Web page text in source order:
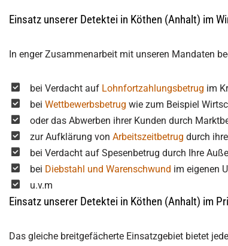
Einsatz unserer Detektei in Köthen (Anhalt) im
In enger Zusammenarbeit mit unseren Mandaten
bei Verdacht auf Lohnfortzahlungsbetrug im
bei Wettbewerbsbetrug wie zum Beispiel
oder das Abwerben ihrer Kunden durch
zur Aufklärung von Arbeitszeitbetrug durch
bei Verdacht auf Spesenbetrug durch Ihre
bei Diebstahl und Warenschwund im eigenen
u.v.m
Einsatz unserer Detektei in Köthen (Anhalt) im
Das gleiche breitgefächerte Einsatzgebiet bietet